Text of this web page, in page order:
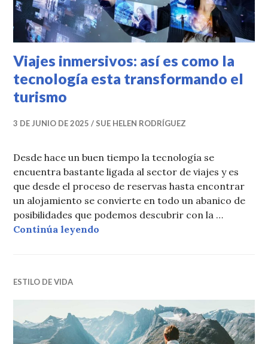
Viajes inmersivos: así es como la
tecnología esta transformando el
turismo
3 DE JUNIO DE 2025 SUE HELEN RODRÍGUEZ
Desde hace un buen tiempo la tecnología se
encuentra bastante ligada al sector de viajes y es
que desde el proceso de reservas hasta encontrar
un alojamiento se convierte en todo un abanico de
posibilidades que podemos descubrir con la …
Continúa leyendo
ESTILO DE VIDA